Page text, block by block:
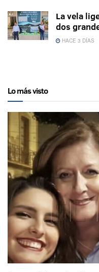
La vela
dos
HACE 3 DÍAS
Lo más visto